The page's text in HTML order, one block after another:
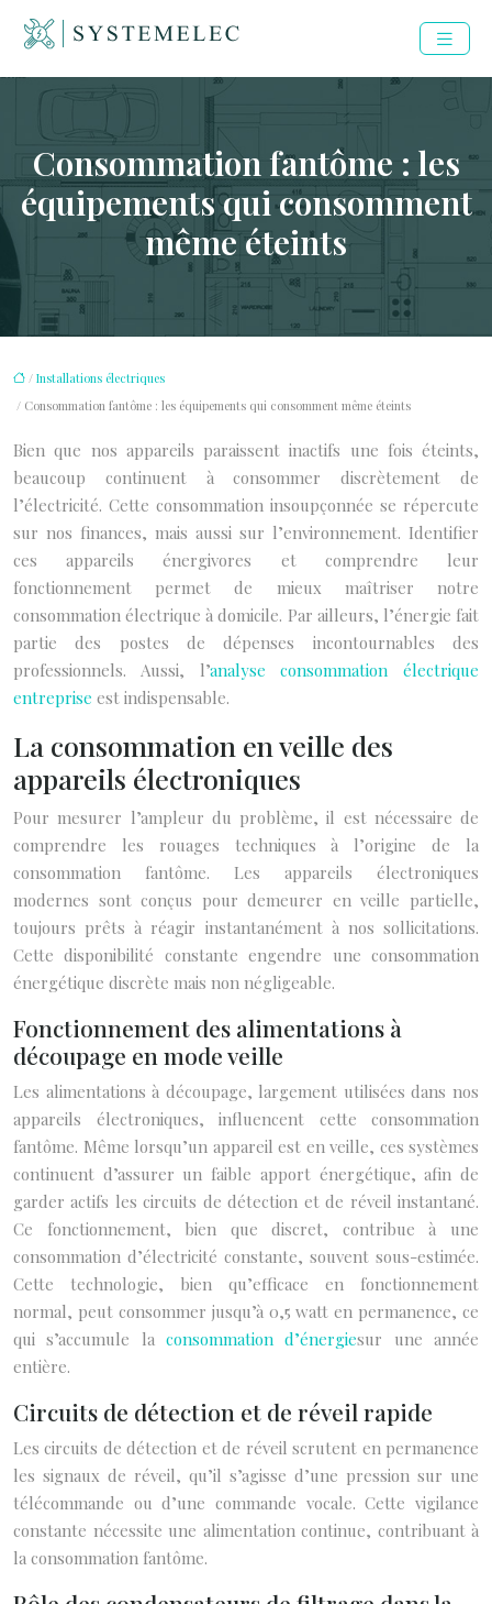
Consommation fantôme : les
équipements qui consomment
même éteints
/ Installations électriques
/ Consommation fantôme : les équipements qui consomment même éteints
Bien que nos appareils paraissent inactifs une fois éteints,
beaucoup continuent à consommer discrètement de
l’électricité. Cette consommation insoupçonnée se répercute
sur nos finances, mais aussi sur l’environnement. Identifier
ces appareils énergivores et comprendre leur
fonctionnement permet de mieux maîtriser notre
consommation électrique à domicile. Par ailleurs, l’énergie fait
partie des postes de dépenses incontournables des
professionnels. Aussi, l’analyse consommation électrique
entreprise est indispensable.
La consommation en veille des
appareils électroniques
Pour mesurer l’ampleur du problème, il est nécessaire de
comprendre les rouages techniques à l’origine de la
consommation fantôme. Les appareils électroniques
modernes sont conçus pour demeurer en veille partielle,
toujours prêts à réagir instantanément à nos sollicitations.
Cette disponibilité constante engendre une consommation
énergétique discrète mais non négligeable.
Fonctionnement des alimentations à
découpage en mode veille
Les alimentations à découpage, largement utilisées dans nos
appareils électroniques, influencent cette consommation
fantôme. Même lorsqu’un appareil est en veille, ces systèmes
continuent d’assurer un faible apport énergétique, afin de
garder actifs les circuits de détection et de réveil instantané.
Ce fonctionnement, bien que discret, contribue à une
consommation d’électricité constante, souvent sous-estimée.
Cette technologie, bien qu’efficace en fonctionnement
normal, peut consommer jusqu’à 0,5 watt en permanence, ce
qui s’accumule la consommation d’énergiesur une année
entière.
Circuits de détection et de réveil rapide
Les circuits de détection et de réveil scrutent en permanence
les signaux de réveil, qu’il s’agisse d’une pression sur une
télécommande ou d’une commande vocale. Cette vigilance
constante nécessite une alimentation continue, contribuant à
la consommation fantôme.